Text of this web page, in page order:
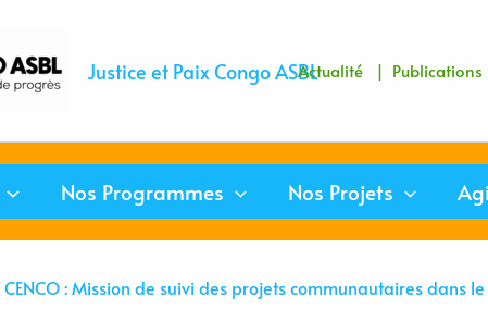
Justice et Paix Congo ASBLActualité |
Nos Programmes Nos Projets
CENCO : Mission de suivi des projets communautaires dans